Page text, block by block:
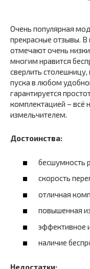
Очень популярная
прекрасные отзывы.
отмечают очень
многим нравится
сверлить
пуска в любом
гарантируется
комплектацией – всё
измельчителем.
Достоинства:
бесшумность
скорость
отличная
повышенная
эффективное
наличие